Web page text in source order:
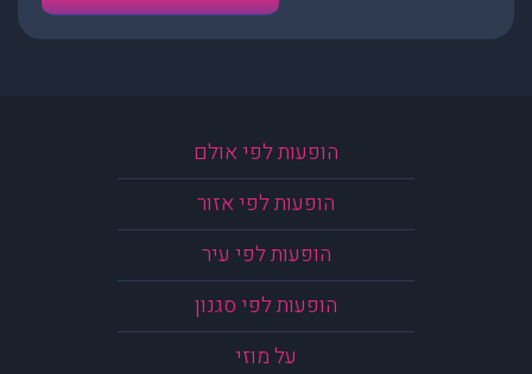
הופעות לפי אולם
הופעות לפי אזור
הופעות לפי עיר
הופעות לפי סגנון
על מוזי